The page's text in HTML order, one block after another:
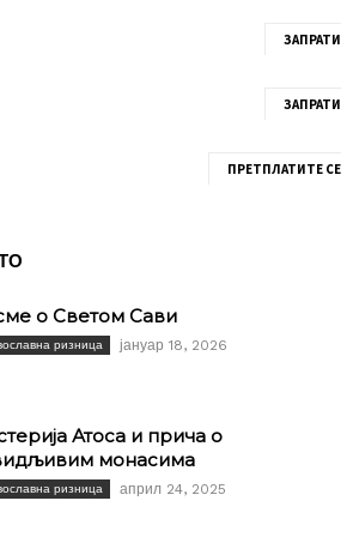
ЗАПРАТИ
ЗАПРАТИ
ПРЕТПЛАТИТЕ СЕ
о Светом Сави
ризница јануар 18, 2026
Атоса и прича о
монасима
ризница април 24, 2025